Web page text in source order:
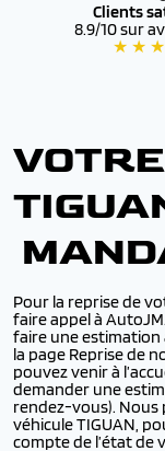
Clients
8.9/10 sur
★ ★
Pour la reprise de
faire appel à
faire une estimation
la page Reprise de
pouvez venir à
demander une
rendez-vous).
véhicule TIGUAN,
compte de l’état